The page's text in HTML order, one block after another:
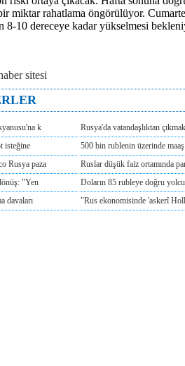
miktar rahatlama öngörülüyor.
8-10 dereceye kadar yükselmesi
k
Rusya'da vatandaşlıktan
isteğine
500 bin rublenin üzerinde
Rusya paza
Ruslar düşük faiz ortamında
"Yen
Doların 85 rubleye doğru
davaları
"Rus ekonomisinde 'askerî